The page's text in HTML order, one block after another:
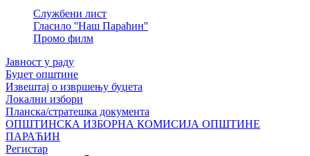
Службени лист
Гласило ''Наш Параћин''
Промо филм
Јавност у раду
Буџет општине
Извештај о извршењу буџета
Локални избори
Планска/стратешка документа
ОПШТИНСКА ИЗБОРНА КОМИСИЈА ОПШТИНЕ
ПАРАЋИН
Регистар